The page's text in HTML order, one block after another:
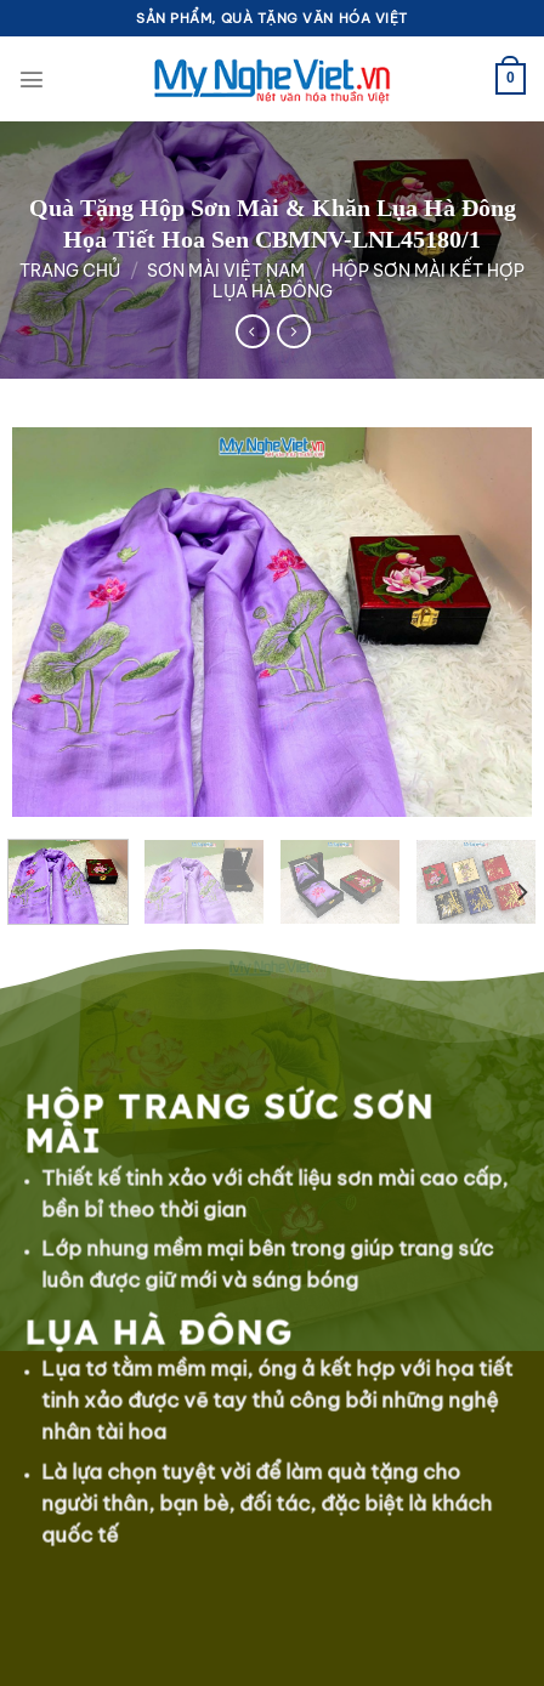
qua
nội
SẢN PHẨM, QUÀ TẶNG VĂN HÓA VIỆT
0
Quà Tặng Hộp Sơn Mài & Khăn Lụa Hà Đông
Họa Tiết Hoa Sen CBMNV-LNL45180/1
TRANG CHỦ / SƠN MÀI VIỆT NAM / HỘP SƠN MÀI KẾT HỢP
LỤA HÀ ĐÔNG
HỘP TRANG SỨC SƠN
MÀI
Thiết kế tinh xảo với chất liệu sơn mài cao cấp,
bền bỉ theo thời gian
Lớp nhung mềm mại bên trong giúp trang sức
luôn được giữ mới và sáng bóng
LỤA HÀ ĐÔNG
Lụa tơ tằm mềm mại, óng ả kết hợp với họa tiết
tinh xảo được vẽ tay thủ công bởi những nghệ
nhân tài hoa
Là lựa chọn tuyệt vời để làm quà tặng cho
người thân, bạn bè, đối tác, đặc biệt là khách
quốc tế